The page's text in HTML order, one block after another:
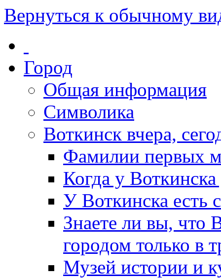
Вернуться к обычному
Город
Общая информация
Символика
Воткинск вчера,
Фамилии первых
Когда у
У Воткинска есть
Знаете ли вы, что
городом только в
Музей истории и